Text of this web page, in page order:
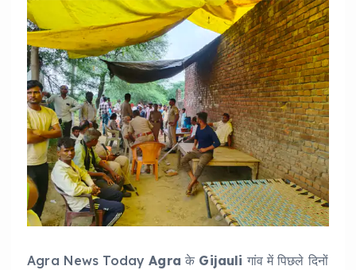
Agra News TodayAgra के Gijauli गांव में पिछले दिनों